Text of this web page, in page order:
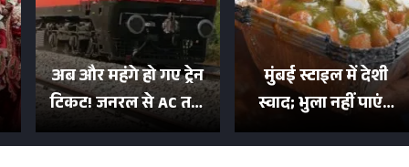
अब और महंगे हो गए ट्रेन
टिकट! जनरल से AC तक
का बढ़ा किराया; दिल्ली
मुंबई स्टाइल में देशी
स्वाद; भुला नहीं पाएंगे
मुल्तानी छोले-पाव का